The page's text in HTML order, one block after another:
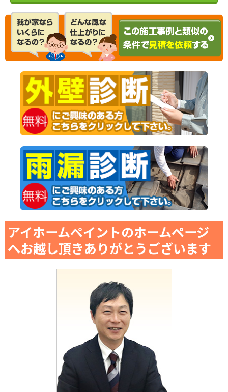
アイホームペイントのホームページ
へお越し頂きありがとうございます